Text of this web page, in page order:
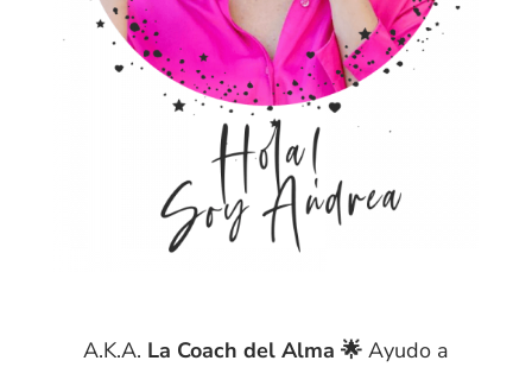
A.K.A. La Coach del Alma 🌟Ayudo a